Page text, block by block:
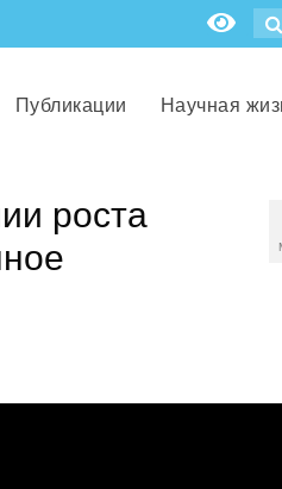
Публикации Научная
роста